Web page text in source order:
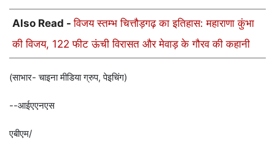
Also Read -विजय स्तम्भ चित्तौड़गढ़ का इतिहास: महाराणा कुंभा
की विजय, 122 फीट ऊंची विरासत और मेवाड़ के गौरव की कहानी
(साभार- चाइना मीडिया ग्रुप, पेइचिंग)
--आईएएनएस
एबीएम/